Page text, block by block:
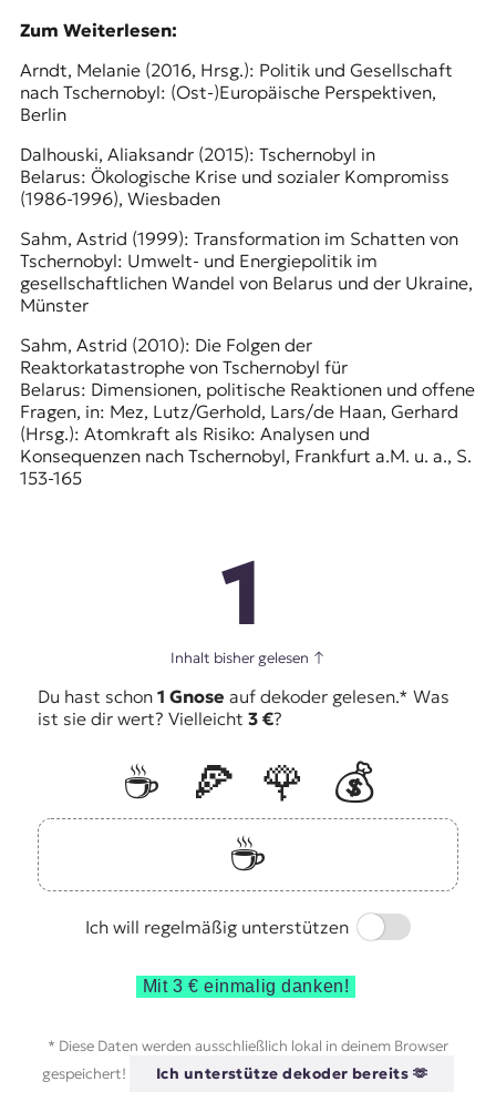
Zum Weiterlesen:
Arndt, Melanie (2016, Hrsg.): Politik und Gesellschaft
nach Tschernobyl: (Ost-)Europäische Perspektiven,
Berlin
Dalhouski, Aliaksandr (2015): Tschernobyl in
Belarus: Ökologische Krise und sozialer Kompromiss
(1986-1996), Wiesbaden
Sahm, Astrid (1999): Transformation im Schatten von
Tschernobyl: Umwelt- und Energiepolitik im
gesellschaftlichen Wandel von Belarus und der Ukraine,
Münster
Sahm, Astrid (2010): Die Folgen der
Reaktorkatastrophe von Tschernobyl für
Belarus: Dimensionen, politische Reaktionen und offene
Fragen, in: Mez, Lutz/Gerhold, Lars/de Haan, Gerhard
(Hrsg.): Atomkraft als Risiko: Analysen und
Konsequenzen nach Tschernobyl, Frankfurt a.M. u. a., S.
153-165
1
Inhalt bisher gelesen ↑
Du hast schon 1 Gnose auf dekoder gelesen.* Was
ist sie dir wert? Vielleicht 3 €?
☕️ 🍕 🌹
💰
☕️
Ich will regelmäßig unterstützen
Switch
Mit 3 € einmalig danken!
* Diese Daten werden ausschließlich lokal in deinem Browser
gespeichert!
Ich unterstütze dekoder bereits 🫶